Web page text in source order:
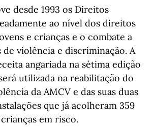
desde 1993 os Direitos
ao nível dos direitos
e crianças e o combate a
de violência e discriminação. A
angariada na sétima edição
utilizada na reabilitação do
da AMCV e das suas duas
que já acolheram 359
em risco.